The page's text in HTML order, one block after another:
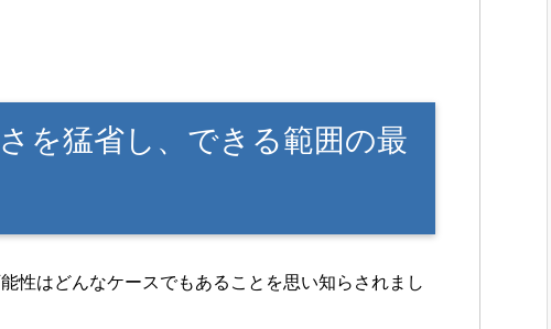
を猛省し、できる範囲の最
性はどんなケースでもあることを思い知らされまし